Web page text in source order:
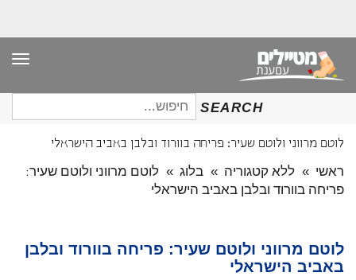
SEARCH
חיפוש
עבור:
לוטם מרווני ולוטם שעיר: פריחה בוורוד ובלבן באביב הישראלי
ראשי » ללא קטגוריה » בלוג » לוטם מרווני ולוטם שעיר:
פריחה בוורוד ובלבן באביב הישראלי
לוטם מרווני ולוטם שעיר: פריחה בוורוד ובלבן
באביב הישראלי